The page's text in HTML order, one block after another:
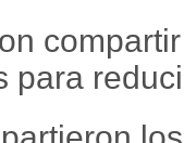
para